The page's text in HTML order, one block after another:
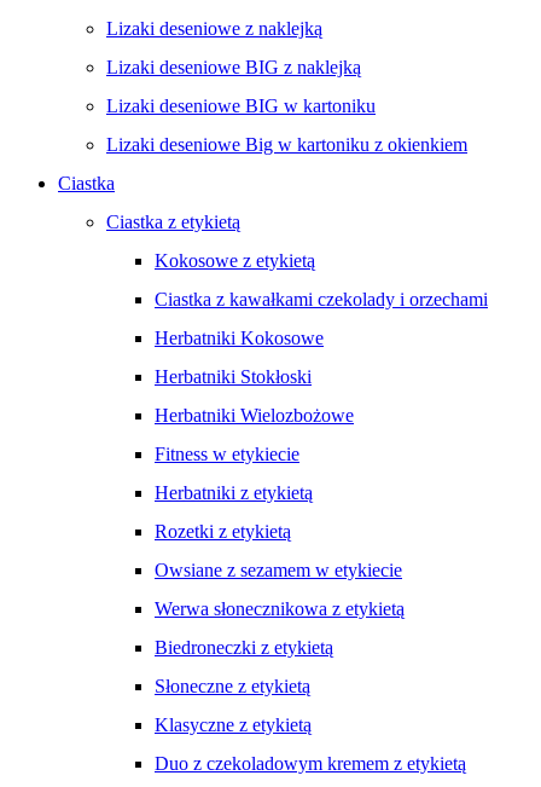
Lizaki deseniowe z naklejką
Lizaki deseniowe BIG z naklejką
Lizaki deseniowe BIG w kartoniku
Lizaki deseniowe Big w kartoniku z okienkiem
Ciastka
Ciastka z etykietą
Kokosowe z etykietą
Ciastka z kawałkami czekolady i orzechami
Herbatniki Kokosowe
Herbatniki Stokłoski
Herbatniki Wielozbożowe
Fitness w etykiecie
Herbatniki z etykietą
Rozetki z etykietą
Owsiane z sezamem w etykiecie
Werwa słonecznikowa z etykietą
Biedroneczki z etykietą
Słoneczne z etykietą
Klasyczne z etykietą
Duo z czekoladowym kremem z etykietą